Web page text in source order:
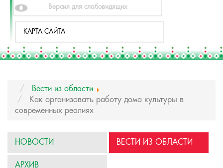
Версия для слабовидящих
КАРТА САЙТА
Вести из области
Как организовать работу дома культуры в
современных реалиях
НОВОСТИ ВЕСТИ ИЗ ОБЛАСТИ
АРХИВ